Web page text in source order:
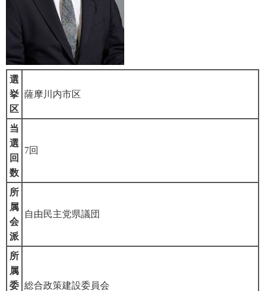
選
挙
区
薩摩川内市区
当
選
回
数
7回
所
属
会
派
自由民主党県議団
所
属
委 総合政策建設委員会